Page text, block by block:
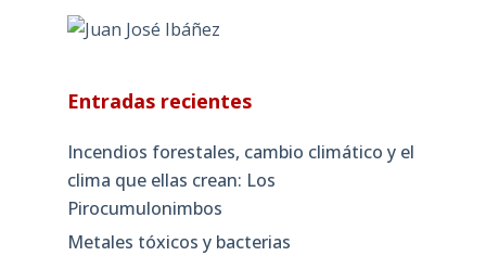
Entradas recientes
Incendios forestales, cambio climático y el
clima que ellas crean: Los
Pirocumulonimbos
Metales tóxicos y bacterias